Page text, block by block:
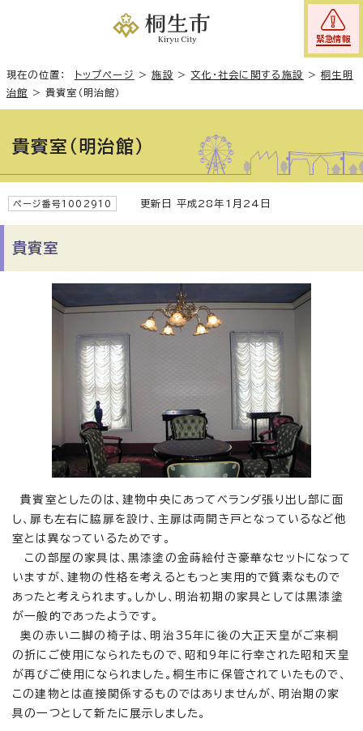
緊急情報
現在の位置： トップページ >施設 >文化・社会に関する施設 >桐生明
治館
>貴賓室（明治館）
貴賓室（明治館）
ページ番号1002910 更新日 平成28年1月24日
貴賓室
貴賓室としたのは、建物中央にあってベランダ張り出し部に面
し、扉も左右に脇扉を設け、主扉は両開き戸となっているなど他
室とは異なっているためです。
この部屋の家具は、黒漆塗の金蒔絵付き豪華なセットになって
いますが、建物の性格を考えるともっと実用的で質素なもので
あったと考えられます。しかし、明治初期の家具としては黒漆塗
が一般的であったようです。
奥の赤い二脚の椅子は、明治35年に後の大正天皇がご来桐
の折にご使用になられたもので、昭和9年に行幸された昭和天皇
が再びご使用になられました。桐生市に保管されていたもので、
この建物とは直接関係するものではありませんが、明治期の家
具の一つとして新たに展示しました。